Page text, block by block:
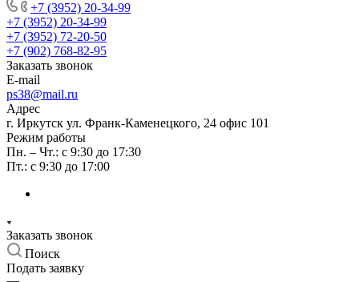
+7 (3952) 20-34-99
+7 (3952) 20-34-99
+7 (3952) 72-20-50
+7 (902) 768-82-95
Заказать звонок
E-mail
ps38@mail.ru
Адрес
г. Иркутск ул. Франк-Каменецкого, 24 офис 101
Режим работы
Пн. – Чт.: с 9:30 до 17:30
Пт.: с 9:30 до 17:00
Заказать звонок
Поиск
Подать заявку